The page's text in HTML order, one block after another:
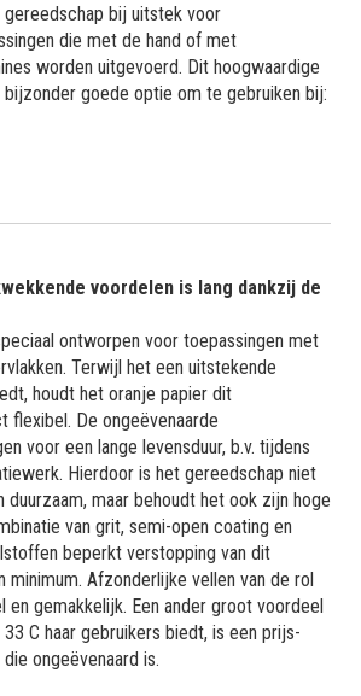
bij uitstek voor
die met de hand of met
worden uitgevoerd. Dit hoogwaardige
bijzonder goede optie om te gebruiken bij:
voordelen is lang dankzij de
ontworpen voor toepassingen met
Terwijl het een uitstekende
houdt het oranje papier dit
flexibel. De ongeëvenaarde
voor een lange levensduur, b.v. tijdens
Hierdoor is het gereedschap niet
duurzaam, maar behoudt het ook zijn hoge
van grit, semi-open coating en
beperkt verstopping van dit
minimum. Afzonderlijke vellen van de rol
en gemakkelijk. Een ander groot voordeel
C haar gebruikers biedt, is een prijs-
ongeëvenaard is.